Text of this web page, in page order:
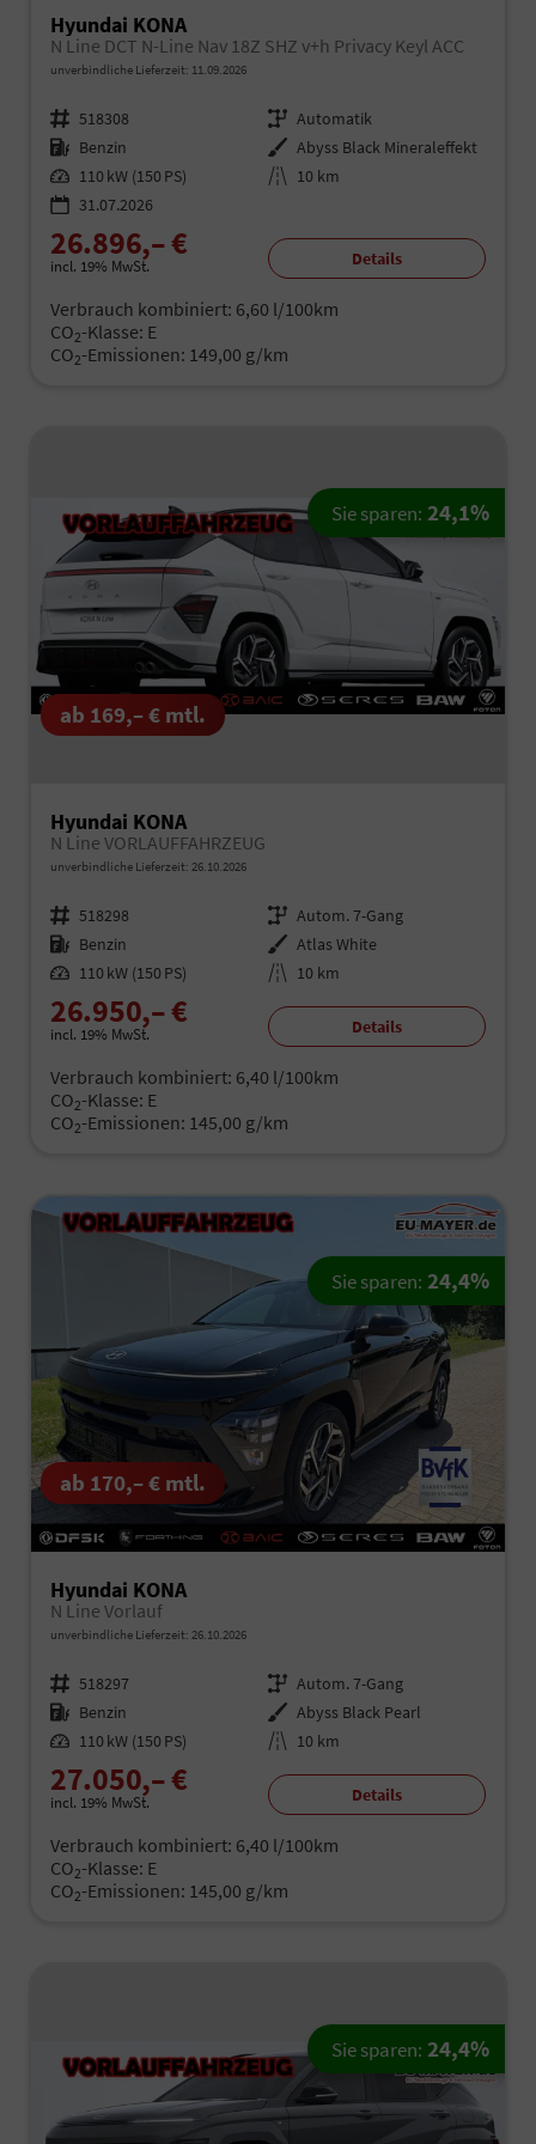
Hyundai KONA
N Line DCT N-Line Nav 18Z SHZ v+h Privacy Keyl ACC
unverbindliche Lieferzeit: 11.09.2026
Fahrzeugnr. 518308 Getriebe Automatik
Kraftstoff Benzin Außenfarbe Abyss Black Mineraleffekt
Leistung 110 kW (150 PS) Kilometerstand 10 km
31.07.2026
26.896,– €
incl. 19% MwSt. Details
Verbrauch kombiniert: 6,60 l/100km
CO2-Klasse: E
CO2-Emissionen: 149,00 g/km
ab 169,– € mtl.
Hyundai KONA
N Line VORLAUFFAHRZEUG
unverbindliche Lieferzeit: 26.10.2026
Fahrzeugnr. 518298 Getriebe Autom. 7-Gang
Kraftstoff Benzin Außenfarbe Atlas White
Leistung 110 kW (150 PS) Kilometerstand 10 km
26.950,– €
incl. 19% MwSt.
Sie sparen: 24,1%
Details
Verbrauch kombiniert: 6,40 l/100km
CO2-Klasse: E
CO2-Emissionen: 145,00 g/km
ab 170,– € mtl.
Hyundai KONA
N Line Vorlauf
unverbindliche Lieferzeit: 26.10.2026
Fahrzeugnr. 518297 Getriebe Autom. 7-Gang
Kraftstoff Benzin Außenfarbe Abyss Black Pearl
Leistung 110 kW (150 PS) Kilometerstand 10 km
27.050,– €
incl. 19% MwSt.
Sie sparen: 24,4%
Details
Verbrauch kombiniert: 6,40 l/100km
CO2-Klasse: E
CO2-Emissionen: 145,00 g/km
Sie sparen: 24,4%